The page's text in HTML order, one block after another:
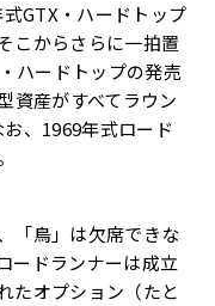
GTX・ ハードトップ
こからさらに一拍置
ハードトップの発売
資産がすべてラウン
、 1969年式ロード
「鳥」は欠席できな
ードランナーは成立
たオプション（たと